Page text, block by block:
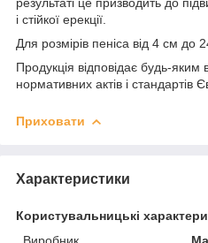
і стійкої ерекції.
Для розмірів пеніса від 4 см до
Продукція відповідає будь-
нормативних актів і стандартів
Приховати
Характеристики
Користувальницькі
Виробник